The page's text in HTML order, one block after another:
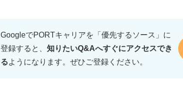
現在の臨床検査技師の求人動向のリアルと、厳し
材」になるための対策について具体的なアドバイ
GoogleでPORTキャリアを「優先するソース」に
登録すると、 知りたいQ&Aへすぐにアクセスでき
るようになります。ぜひご登録ください。